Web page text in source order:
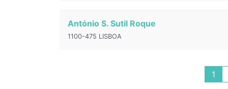
António S. Sutil Roque
1100-475 LISBOA
1